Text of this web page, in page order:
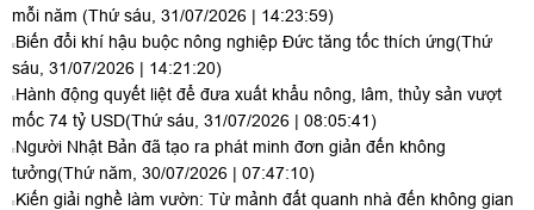
mỗi năm (Thứ sáu, 31/07/2026 | 14:23:59)
Biến đổi khí hậu buộc nông nghiệp Đức tăng tốc thích ứng(Thứ
sáu, 31/07/2026 | 14:21:20)
Hành động quyết liệt để đưa xuất khẩu nông, lâm, thủy sản vượt
mốc 74 tỷ USD(Thứ sáu, 31/07/2026 | 08:05:41)
Người Nhật Bản đã tạo ra phát minh đơn giản đến không
tưởng(Thứ năm, 30/07/2026 | 07:47:10)
Kiến giải nghề làm vườn: Từ mảnh đất quanh nhà đến không gian